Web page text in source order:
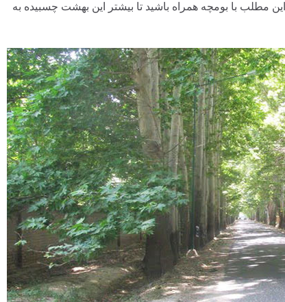
مطلب با بومچه همراه باشید تا بیشتر این بهشت چسبیده به